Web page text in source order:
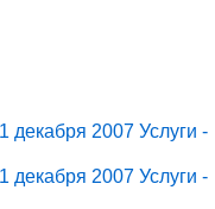
2007 Услуги -
2007 Услуги -